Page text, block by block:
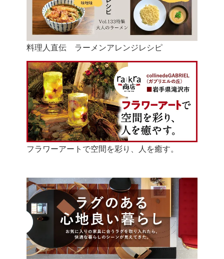
料理人直伝 ラーメンアレンジレシピ
フラワーアートで空間を彩り、人を癒す。